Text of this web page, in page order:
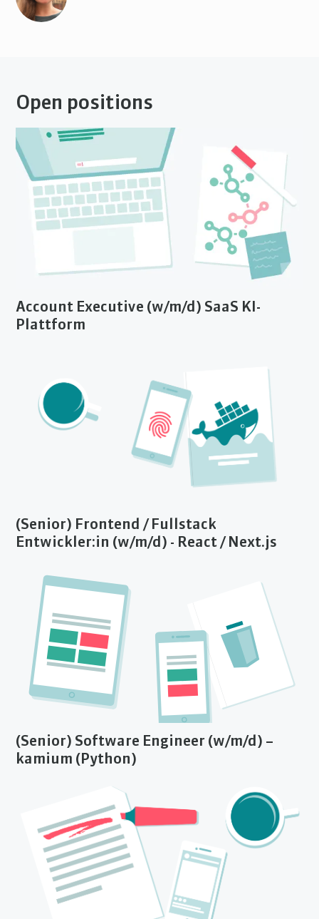
Open positions
Account Executive (w/m/d) SaaS KI-
Plattform
(Senior) Frontend / Fullstack
Entwickler:in (w/m/d) - React / Next.js
(Senior) Software Engineer (w/m/d) –
kamium (Python)